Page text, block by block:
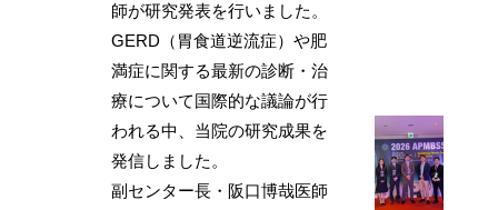
師が研究発表を行いました。
GERD（胃食道逆流症）や肥
満症に関する最新の診断・治
療について国際的な議論が行
われる中、当院の研究成果を
発信しました。
副センター長・阪口博哉医師